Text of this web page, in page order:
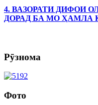
4. ВАЗОРАТИ ДИФОИ
ДОРАД БА МО ҲАМЛА
Рӯзнома
Фото